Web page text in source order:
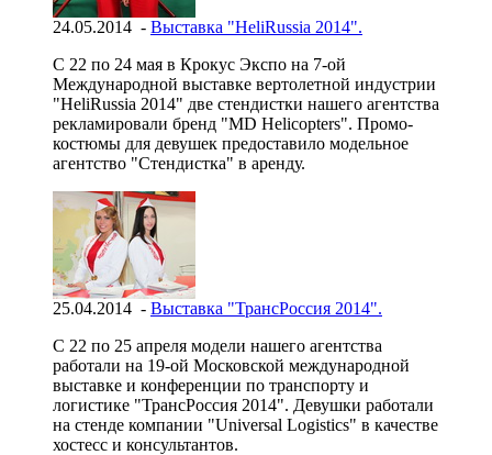
24.05.2014 - Выставка "HeliRussia 2014".
С 22 по 24 мая в Крокус Экспо на 7-ой
Международной выставке вертолетной индустрии
"HeliRussia 2014" две стендистки нашего агентства
рекламировали бренд "MD Helicopters". Промо-
костюмы для девушек предоставило модельное
агентство "Стендистка" в аренду.
25.04.2014 - Выставка "ТрансРоссия 2014".
С 22 по 25 апреля модели нашего агентства
работали на 19-ой Московской международной
выставке и конференции по транспорту и
логистике "ТрансРоссия 2014". Девушки работали
на стенде компании "Universal Logistics" в качестве
хостесс и консультантов.